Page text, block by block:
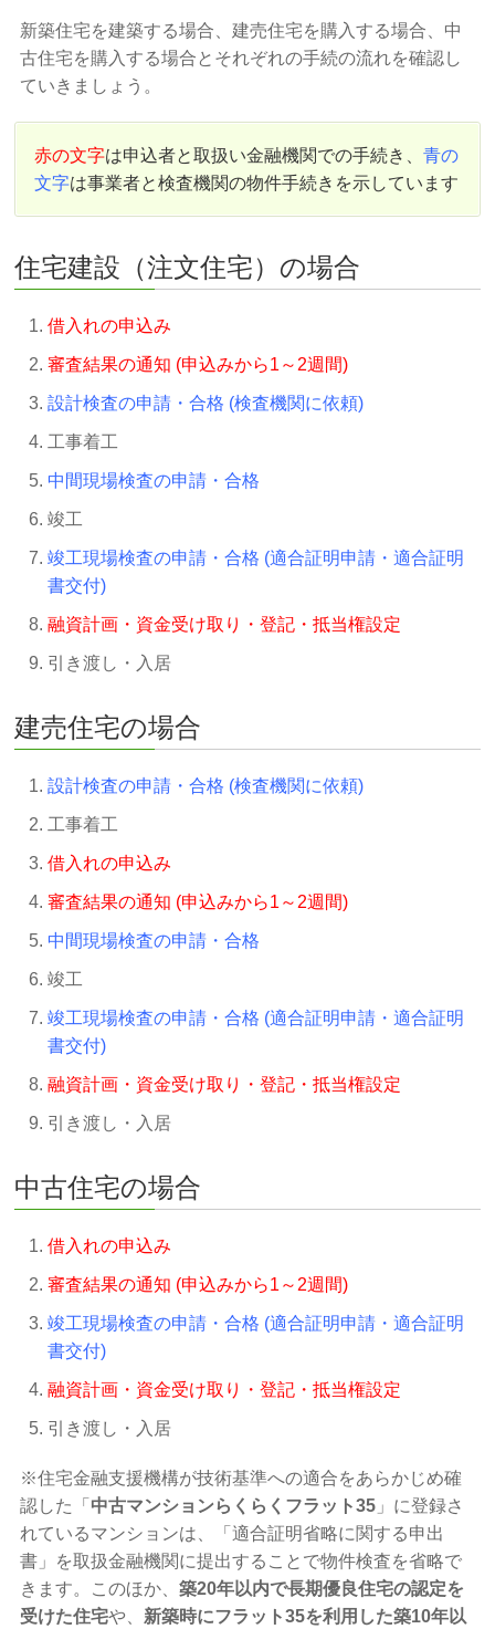
新築住宅を建築する場合、建売住宅を購入する場合、中
古住宅を購入する場合とそれぞれの手続の流れを確認し
ていきましょう。
赤の文字は申込者と取扱い金融機関での手続き、青の
文字は事業者と検査機関の物件手続きを示しています
住宅建設（注文住宅）の場合
借入れの申込み
審査結果の通知 (申込みから1～2週間)
設計検査の申請・合格 (検査機関に依頼)
工事着工
中間現場検査の申請・合格
竣工
竣工現場検査の申請・合格 (適合証明申請・適合証明
書交付)
融資計画・資金受け取り・登記・抵当権設定
引き渡し・入居
建売住宅の場合
設計検査の申請・合格 (検査機関に依頼)
工事着工
借入れの申込み
審査結果の通知 (申込みから1～2週間)
中間現場検査の申請・合格
竣工
竣工現場検査の申請・合格 (適合証明申請・適合証明
書交付)
融資計画・資金受け取り・登記・抵当権設定
引き渡し・入居
中古住宅の場合
借入れの申込み
審査結果の通知 (申込みから1～2週間)
竣工現場検査の申請・合格 (適合証明申請・適合証明
書交付)
融資計画・資金受け取り・登記・抵当権設定
引き渡し・入居
※住宅金融支援機構が技術基準への適合をあらかじめ確
認した「 中古マンションらくらくフラット35 」に登録さ
れているマンションは、「適合証明省略に関する申出
書」を取扱金融機関に提出することで物件検査を省略で
きます。このほか、築20年以内で長期優良住宅の認定を
受けた住宅や、 新築時にフラット35を利用した築10年以